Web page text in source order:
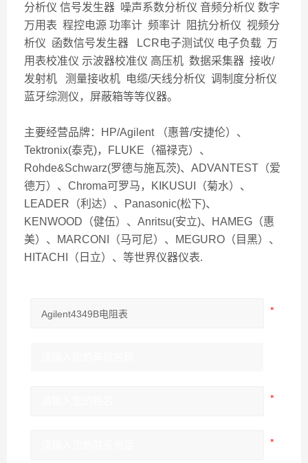
分析仪 信号发生器 噪声系数分析仪 音频分析仪 数字
万用表 程控电源 功率计 频率计 阻抗分析仪 视频分
析仪 函数信号发生器 LCR电子测试仪 电子负载 万
用表校准仪 示波器校准仪 高压机 数据采集器 接收/
发射机 测量接收机 电缆/天线分析仪 调制度分析仪
蓝牙综测仪，屏蔽箱等等仪器。
主要经营品牌：HP/Agilent （惠普/安捷伦）、
Tektronix(泰克)，FLUKE（福禄克）、
Rohde&Schwarz(罗德与施瓦茨)、ADVANTEST（爱
德万）、Chroma可罗马，KIKUSUI（菊水）、
LEADER（利达）、Panasonic(松下)、
KENWOOD（健伍）、Anritsu(安立)、HAMEG（惠
美）、MARCONI（马可尼）、MEGURO（目黑）、
HITACHI（日立）、等世界仪器仪表.